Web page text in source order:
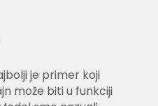
je primer koji
može biti u funkciji